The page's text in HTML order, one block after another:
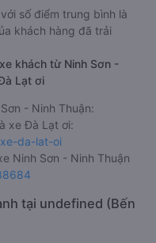
số điểm trung bình là
khách hàng đã trải
khách từ Ninh Sơn -
Lạt ơi
- Ninh Thuận:
xe Đà Lạt ơi:
da-lat-oi
Ninh Sơn - Ninh Thuận
tại undefined (Bến